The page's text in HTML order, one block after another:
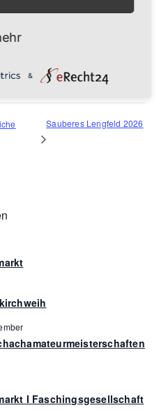
anzeigen
Sauberes Lengfeld 2026
I Faschingsgesellschaft
&